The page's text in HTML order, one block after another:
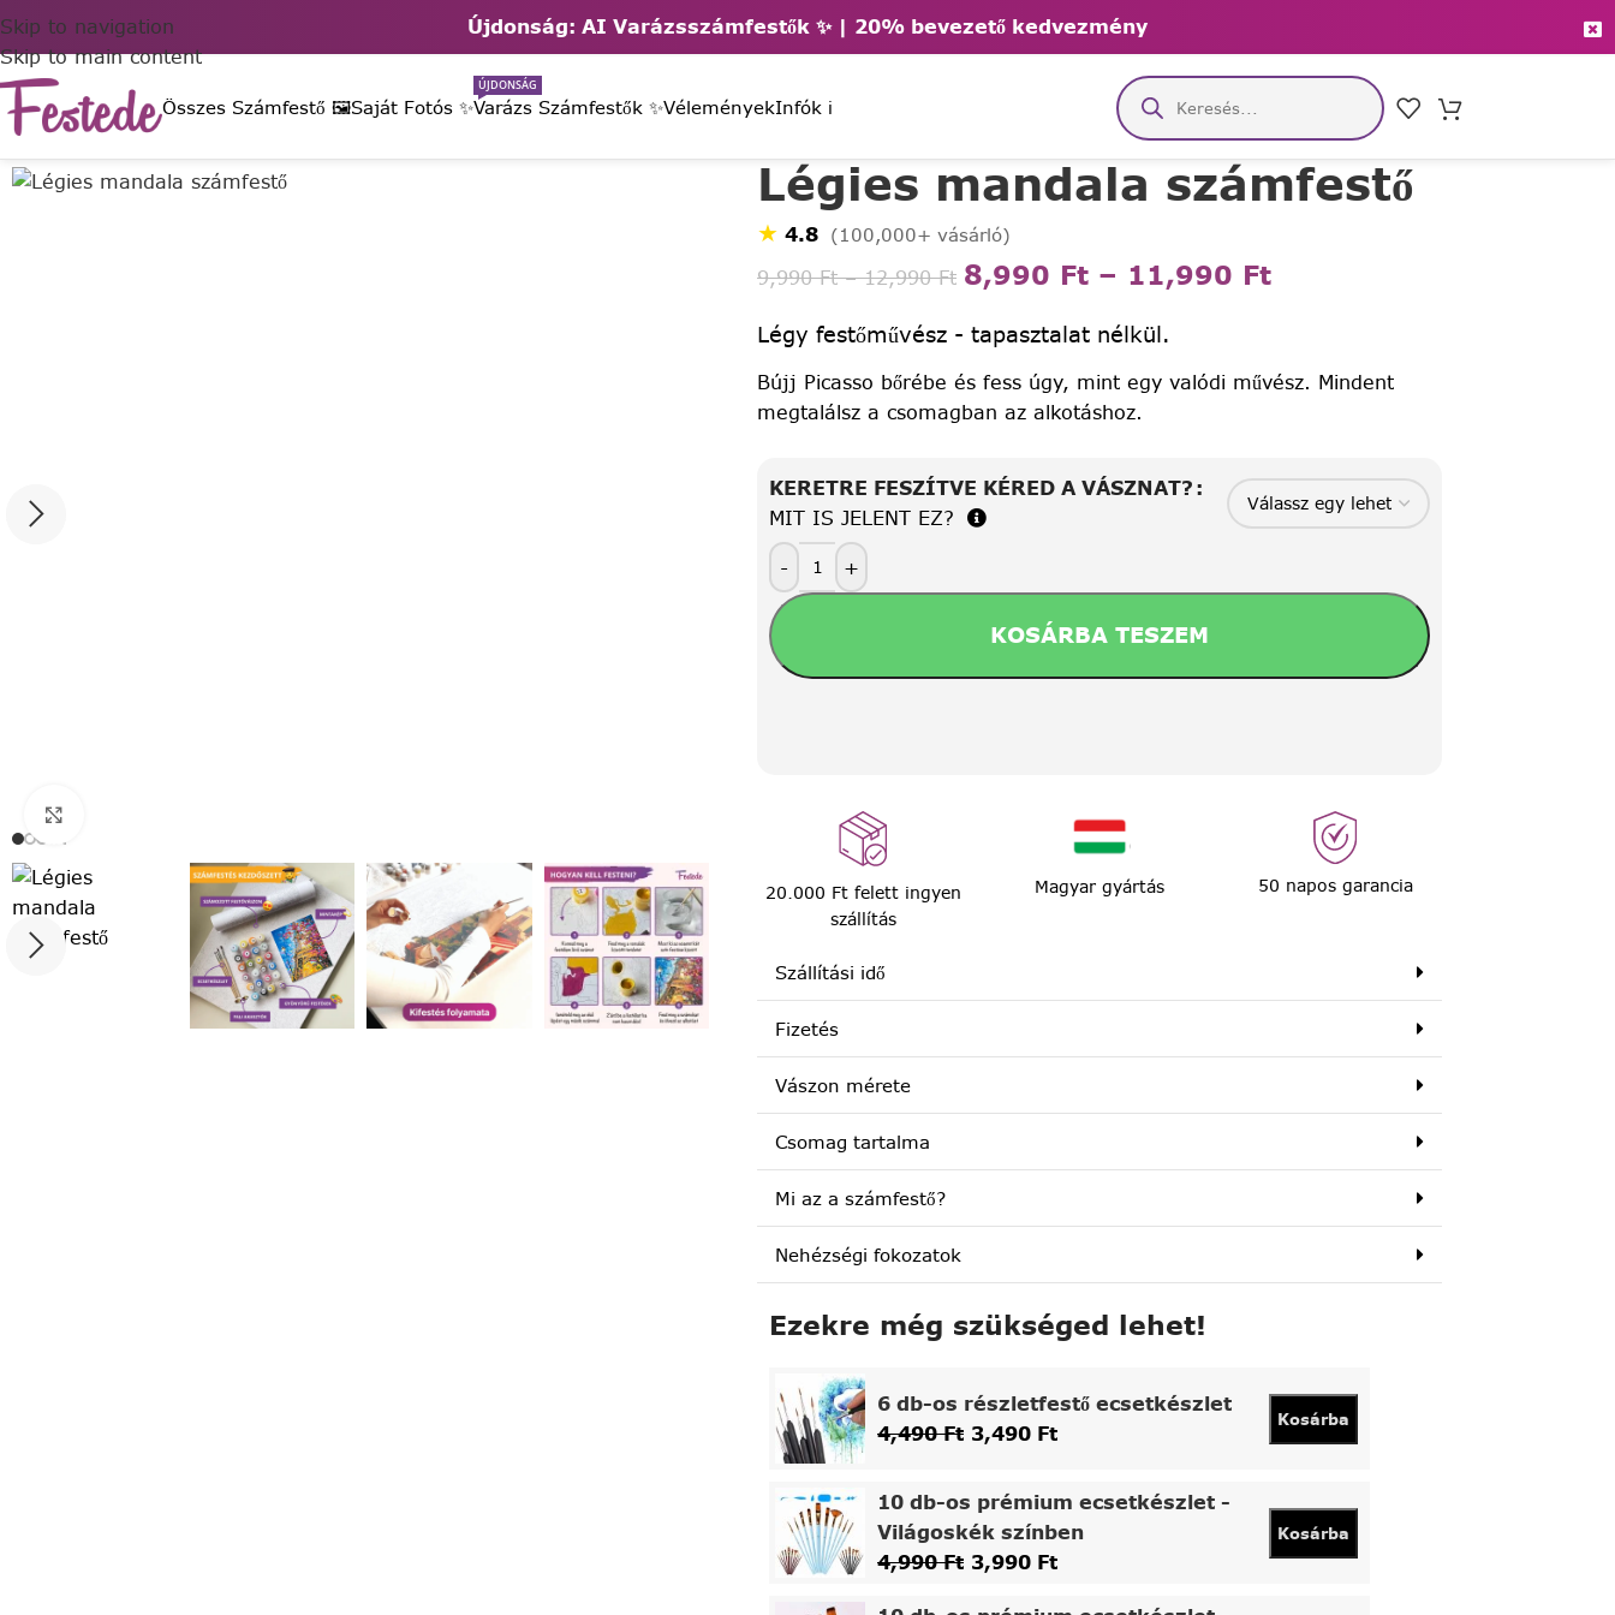
Újdonság: AI Varázsszámfestők ✨ | 20% bevezető kedvezmény
Skip to navigation
Skip to main content
Összes Számfestő 🖼️Saját Fotós ✨Varázs Számfestők ✨
ÚJDONSÁG
VéleményekInfók ℹ️
Légies mandala számfestő
★ 4.8 (100,000+ vásárló)
9,990Ft – 12,990Ft 8,990 Ft – 11,990 Ft
Légy festőművész - tapasztalat nélkül.
Bújj Picasso bőrébe és fess úgy, mint egy valódi művész. Mindent
megtalálsz a csomagban az alkotáshoz.
KERETRE FESZÍTVE KÉRED A VÁSZNAT?
MIT IS JELENT EZ?
-
+
KOSÁRBA TESZEM
20.000 Ft felett ingyen
szállítás
Magyar gyártás 50 napos garancia
Szállítási idő
Fizetés
Vászon mérete
Csomag tartalma
Mi az a számfestő?
Nehézségi fokozatok
Ezekre még szükséged lehet!
6 db-os részletfestő ecsetkészlet
4,490Ft 3,490 Ft
Kosárba
10 db-os prémium ecsetkészlet -
Világoskék színben
4,990Ft 3,990 Ft
Kosárba